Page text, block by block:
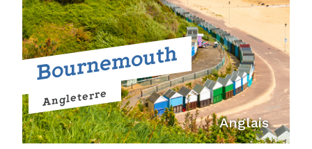
Bournemouth
Angleterre
Anglais